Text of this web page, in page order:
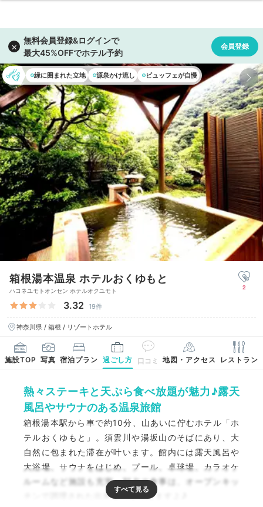
緑に囲まれた立地 源泉かけ流し ビュッフェが自慢
箱根湯本温泉 ホテルおくゆもと
ハコネユモトオンセン ホテルオクユモト
3.32 19件
神奈川県 / 箱根 / リゾートホテル
2
施設TOP 写真 宿泊プラン 過ごし方 口コミ 地図・アクセス レストラン
熱々ステーキと天ぷら食べ放題が魅力♪露天
風呂やサウナのある温泉旅館
箱根湯本駅から車で約10分、山あいに佇むホテル「ホ
テルおくゆもと」。須雲川や湯坂山のそばにあり、大
自然に包まれた滞在が叶います。館内には露天風呂や
大浴場、サウナをはじめ、プール、卓球場、カラオケ
ルームなど施設も充実。朝夕の食事は、オープンキッ
チンで調理された出来立てを味えますよ♪